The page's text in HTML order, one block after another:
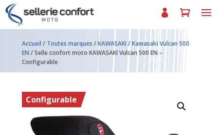
Accueil / Toutes marques /KAWASAKI /Kawasaki Vulcan 500
EN / Selle confort moto KAWASAKI Vulcan 500 EN –
Configurable
Configurable